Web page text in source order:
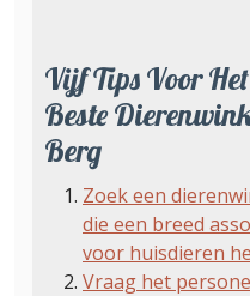
Vijf Tips Voor
Beste
Berg
Zoek een
die een breed
voor huisdieren
Vraag het